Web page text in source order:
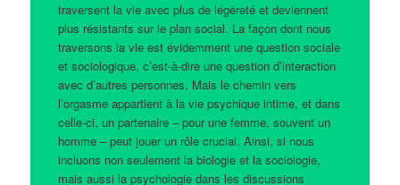
traversent la vie avec plus de légèreté et deviennent
plus résistants sur le plan social. La façon dont nous
traversons la vie est évidemment une question sociale
et sociologique, c’est-à-dire une question d’interaction
avec d’autres personnes. Mais le chemin vers
l’orgasme appartient à la vie psychique intime, et dans
celle-ci, un partenaire – pour une femme, souvent un
homme – peut jouer un rôle crucial. Ainsi, si nous
incluons non seulement la biologie et la sociologie,
mais aussi la psychologie dans les discussions